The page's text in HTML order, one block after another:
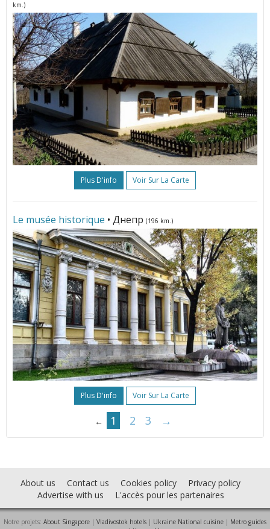
km.)
Plus D'info Voir Sur La Carte
Le musée historique • Днепр (196 km.)
Plus D'info Voir Sur La Carte
← 1 2 3 →
About us Contact us Cookies policy
Privacy policy
Advertise with us
L'accès pour les partenaires
Notre projets: About Singapore | Vladivostok hotels | Ukraine National cuisine | Metro guides